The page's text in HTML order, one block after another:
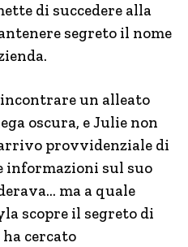
di succedere alla
segreto il nome
un alleato
oscura, e Julie non
provvidenziale di
informazioni sul suo
ma a quale
scopre il segreto di
cercato